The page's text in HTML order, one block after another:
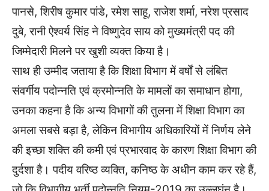
पानसे, शिरीष कुमार पांडे, रमेश साहू, राजेश शर्मा, नरेश प्रसाद
दुबे, रानी ऐश्वर्य सिंह ने विष्णुदेव साय को मुख्यमंत्री पद की
जिम्मेदारी मिलने पर खुशी व्यक्त किया है।
साथ ही उम्मीद जताया है कि शिक्षा विभाग में वर्षों से लंबित
संवर्गीय पदोन्नति एवं क्रमोन्नति के मामलों का समाधान होगा,
उनका कहना है कि अन्य विभागों की तुलना में शिक्षा विभाग का
अमला सबसे बड़ा है, लेकिन विभागीय अधिकारियों में निर्णय लेने
की इच्छा शक्ति की कमी एवं प्रभारवाद के कारण शिक्षा विभाग की
दुर्दशा है। पदीय वरिष्ठ व्यक्ति, कनिष्ठ के अधीन काम कर रहे हैं,